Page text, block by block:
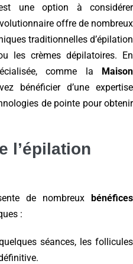
une option à considérer
offre de nombreux
traditionnelles d’épilation
les crèmes dépilatoires. En
comme la Maison
bénéficier d’une expertise
de pointe pour obtenir
l’épilation
de nombreux bénéfices
:
séances, les follicules